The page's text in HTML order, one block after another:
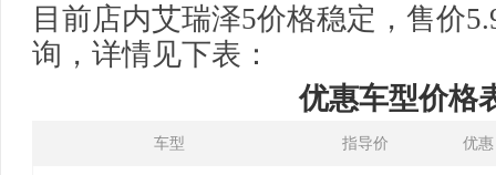
目前店内艾瑞泽5价格稳定，售价
询，详情见下表：
优惠车型价格
车型 指导价 优惠